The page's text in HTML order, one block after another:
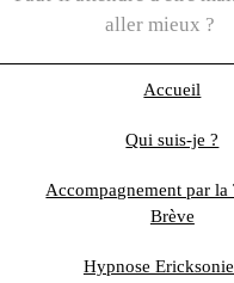
aller mieux ?
Accueil
Qui suis-je ?
Accompagnement par la
Brève
Hypnose